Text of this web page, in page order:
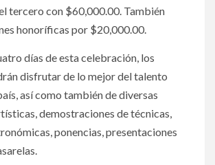
tercero con $60,000.00. También
honoríficas por $20,000.00.
días de esta celebración, los
disfrutar de lo mejor del talento
así como también de diversas
demostraciones de técnicas,
ponencias, presentaciones